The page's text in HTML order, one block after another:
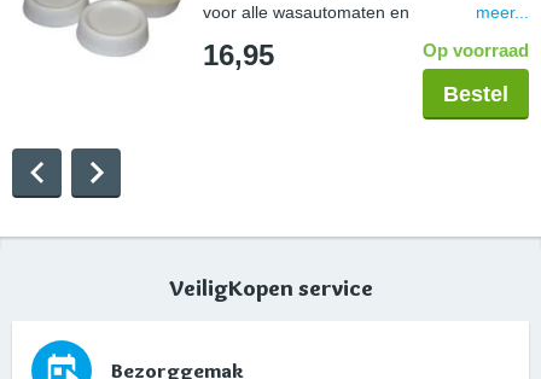
voor alle wasautomaten en
onder de voetjes van een huishoudelijk
meer...
16,95 Op voorraad
Bestel
VeiligKopen service
Bezorggemak